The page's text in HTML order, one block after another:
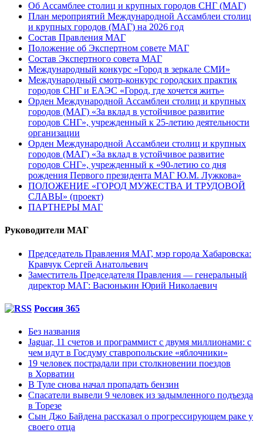
Об Ассамблее столиц и крупных городов СНГ (МАГ)
План мероприятий Международной Ассамблеи столиц
и крупных городов (МАГ) на 2026 год
Состав Правления МАГ
Положение об Экспертном совете МАГ
Состав Экспертного совета МАГ
Международный конкурс «Город в зеркале СМИ»
Международный смотр-конкурс городских практик
городов СНГ и ЕАЭС «Город, где хочется жить»
Орден Международной Ассамблеи столиц и крупных
городов (МАГ) «За вклад в устойчивое развитие
городов СНГ», учрежденный к 25-летию деятельности
организации
Орден Международной Ассамблеи столиц и крупных
городов (МАГ) «За вклад в устойчивое развитие
городов СНГ», учрежденный к «90-летию со дня
рождения Первого президента МАГ Ю.М. Лужкова»
ПОЛОЖЕНИЕ «ГОРОД МУЖЕСТВА И ТРУДОВОЙ
СЛАВЫ» (проект)
ПАРТНЕРЫ МАГ
Руководители МАГ
Председатель Правления МАГ, мэр города Хабаровска:
Кравчук Сергей Анатольевич
Заместитель Председателя Правления — генеральный
директор МАГ: Васюнькин Юрий Николаевич
Россия 365
Без названия
Jaguar, 11 счетов и программист с двумя миллионами: с
чем идут в Госдуму ставропольские «яблочники»
19 человек пострадали при столкновении поездов
в Хорватии
В Туле снова начал пропадать бензин
Спасатели вывели 9 человек из задымленного подъезда
в Торезе
Сын Джо Байдена рассказал о прогрессирующем раке у
своего отца